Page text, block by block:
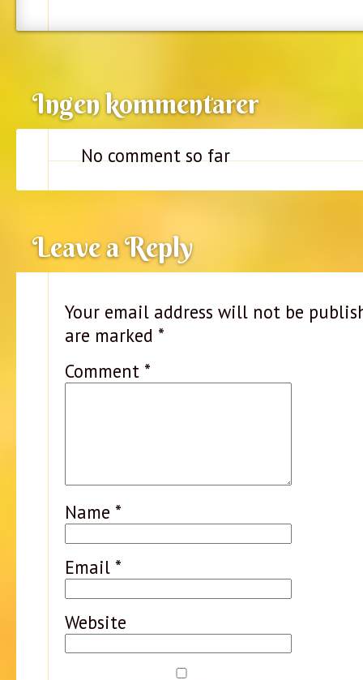
Ingen kommentarer
No comment so far
Leave a Reply
Your email address will not be
are marked *
Comment *
Name *
Email *
Website